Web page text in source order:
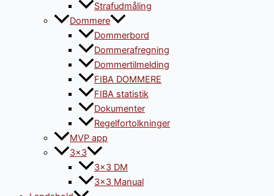
Strafudmåling
Dommere
Dommerbord
Dommerafregning
Dommertilmelding
FIBA DOMMERE
FIBA statistik
Dokumenter
Regelfortolkninger
MVP app
3×3
3×3 DM
3×3 Manual